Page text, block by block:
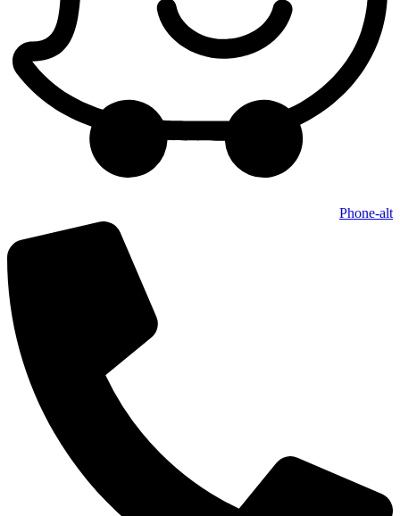
Phone-alt